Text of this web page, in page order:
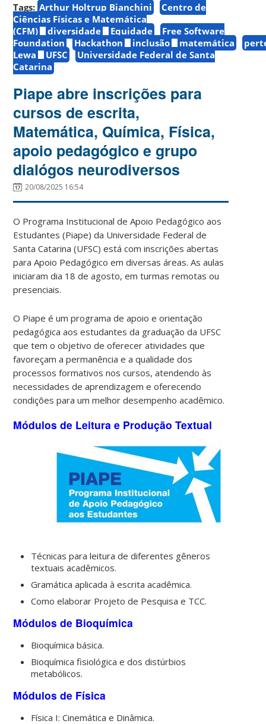
Tags: Arthur Holtrup Bianchini
Centro de
Ciências Físicas e Matemática
(CFM)
diversidade Equidade
Free Software
Foundation
Hackathon inclusão matemática
Lewa
UFSC
Universidade Federal de Santa
Catarina
Piape abre inscrições para
cursos de escrita,
Matemática, Química, Física,
apoio pedagógico e grupo
dialógos neurodiversos
20/08/2025 16:54
O Programa Institucional de Apoio Pedagógico aos
Estudantes (Piape) da Universidade Federal de
Santa Catarina (UFSC) está com inscrições abertas
para Apoio Pedagógico em diversas áreas. As aulas
iniciaram dia 18 de agosto, em turmas remotas ou
presenciais.
O Piape é um programa de apoio e orientação
pedagógica aos estudantes da graduação da UFSC
que tem o objetivo de oferecer atividades que
favoreçam a permanência e a qualidade dos
processos formativos nos cursos, atendendo às
necessidades de aprendizagem e oferecendo
condições para um melhor desempenho acadêmico.
Módulos de Leitura e Produção Textual
Técnicas para leitura de diferentes gêneros
textuais acadêmicos.
Gramática aplicada à escrita acadêmica.
Como elaborar Projeto de Pesquisa e TCC.
Módulos de Bioquímica
Bioquímica básica.
Bioquímica fisiológica e dos distúrbios
metabólicos.
Módulos de Física
Física I: Cinemática e Dinâmica.